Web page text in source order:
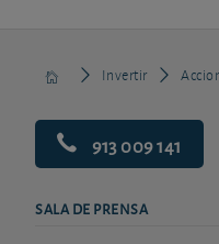
Invertir
913 009 141
SALA DE PRENSA